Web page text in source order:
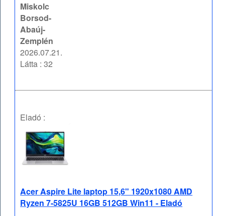
Miskolc
Borsod-
Abaúj-
Zemplén
2026.07.21.
Látta : 32
Eladó :
Acer Aspire Lite laptop 15,6" 1920x1080 AMD
Ryzen 7-5825U 16GB 512GB Win11 - Eladó